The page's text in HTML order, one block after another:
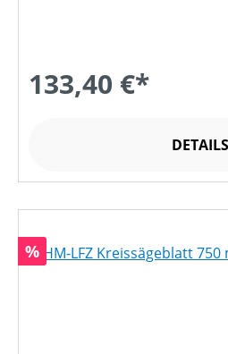
133,40 €*
DETAILS
Rabatt
%